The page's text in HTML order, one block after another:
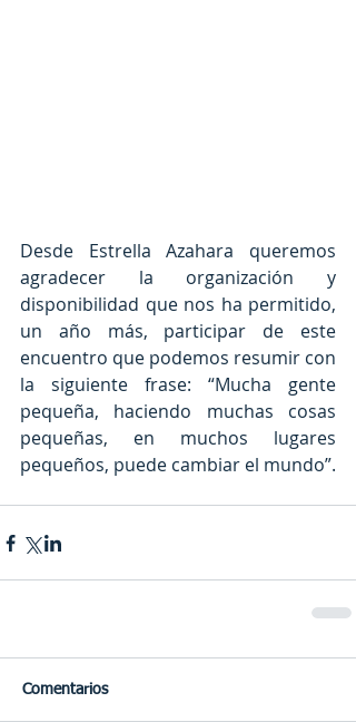
Desde Estrella Azahara queremos
agradecer la organización y
disponibilidad que nos ha permitido,
un año más, participar de este
encuentro que podemos resumir con
la siguiente frase: “Mucha gente
pequeña, haciendo muchas cosas
pequeñas, en muchos lugares
pequeños, puede cambiar el mundo”.
Comentarios